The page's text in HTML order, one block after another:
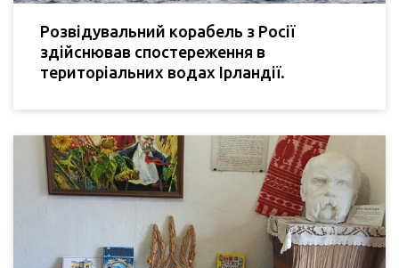
Розвідувальний корабель з Росії
здійснював спостереження в
територіальних водах Ірландії.